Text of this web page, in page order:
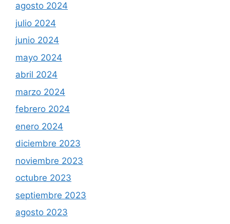
agosto 2024
julio 2024
junio 2024
mayo 2024
abril 2024
marzo 2024
febrero 2024
enero 2024
diciembre 2023
noviembre 2023
octubre 2023
septiembre 2023
agosto 2023